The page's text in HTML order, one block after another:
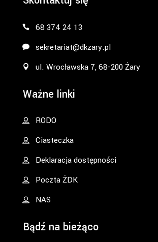
68 374 24 13
sekretariat@dkzary.pl
ul. Wrocławska 7, 68-200 Żary
Ważne linki
RODO
Ciasteczka
Deklaracja dostępności
Poczta ŻDK
NAS
Bądź na bieżąco